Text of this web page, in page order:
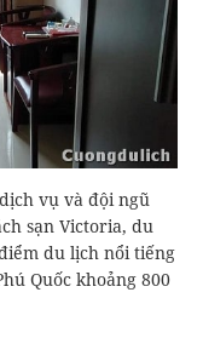
vụ và đội ngũ
sạn Victoria, du
du lịch nổi tiếng
Quốc khoảng 800